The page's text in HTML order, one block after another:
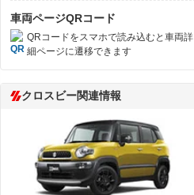
車両ページQRコード
QRコードをスマホで読み込むと車両詳
細ページに遷移できます
クロスビー関連情報